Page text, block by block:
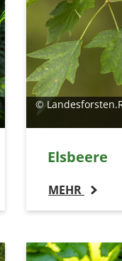
©
Elsbeere
MEHR